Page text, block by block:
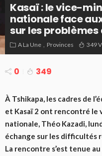
Kasaï : le vice-
nationale face
sur les
A La Une Provinces 349
0 349
À Tshikapa, les cadres de
et Kasaï 2 ont rencontré le
nationale, Théo Kazadi,
échange sur les difficultés
La rencontre s’est tenue